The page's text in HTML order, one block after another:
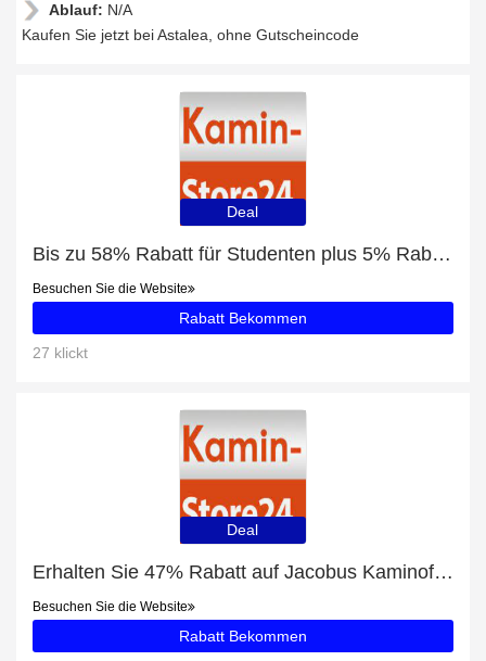
Ablauf: N/A
Kaufen Sie jetzt bei Astalea, ohne Gutscheincode
Deal
Bis zu 58% Rabatt für Studenten plus 5% Rabatt auf Ofenrohre für Pelletöfen
Besuchen Sie die Website
Rabatt Bekommen
27 klickt
Deal
Erhalten Sie 47% Rabatt auf Jacobus Kaminofen 6 kW
Besuchen Sie die Website
Rabatt Bekommen